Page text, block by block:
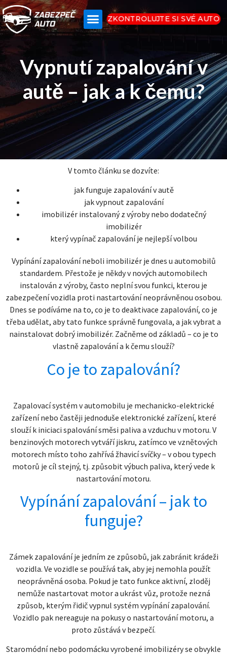
ZKONTROLUJTE SI SVÉ AUTO
Vypnutí zapalování v
autě – jak a k čemu?
V tomto článku se dozvíte:
jak funguje zapalování v autě
jak vypnout zapalování
imobilizér instalovaný z výroby nebo dodatečný
imobilizér
který vypínač zapalování je nejlepší volbou
Vypínání zapalování neboli imobilizér je dnes u automobilů
standardem. Přestože je někdy v nových automobilech
instalován z výroby, často neplní svou funkci, kterou je
zabezpečení vozidla proti nastartování neoprávněnou osobou.
Dnes se podíváme na to, co je to deaktivace zapalování, co je
třeba udělat, aby tato funkce správně fungovala, a jak vybrat a
nainstalovat dobrý imobilizér. Začněme od základů – co je to
vlastně zapalování a k čemu slouží?
Co je to zapalování?
Zapalovací systém v automobilu je mechanicko-elektrické
zařízení nebo častěji jednoduše elektronické zařízení, které
slouží k iniciaci spalování směsi paliva a vzduchu v motoru. V
benzinových motorech vytváří jiskru, zatímco ve vznětových
motorech místo toho zahřívá žhavicí svíčky – v obou typech
motorů je cíl stejný, tj. způsobit výbuch paliva, který vede k
nastartování motoru.
Vypínání zapalování – jak to
funguje?
Zámek zapalování je jedním ze způsobů, jak zabránit krádeži
vozidla. Ve vozidle se používá tak, aby jej nemohla použít
neoprávněná osoba. Pokud je tato funkce aktivní, zloděj
nemůže nastartovat motor a ukrást vůz, protože nezná
způsob, kterým řidič vypnul systém vypínání zapalování.
Vozidlo pak nereaguje na pokusy o nastartování motoru, a
proto zůstává v bezpečí.
Staromódní nebo podomácku vyrobené imobilizéry se obvykle